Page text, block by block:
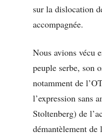
sur la dislocation
accompagnée.
Nous avions vécu
peuple serbe, son
notamment de
l’expression sans
Stoltenberg) de
démantèlement de